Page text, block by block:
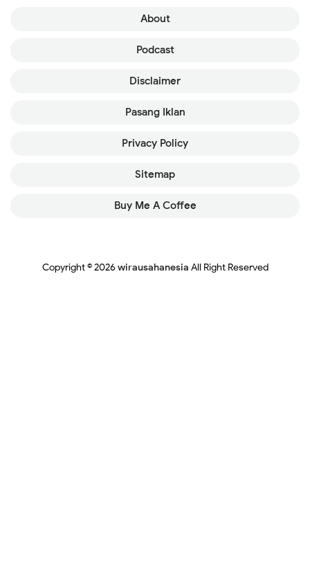
About
Podcast
Disclaimer
Pasang Iklan
Privacy Policy
Sitemap
Buy Me A Coffee
Copyright ©2026 wirausahanesia All Right Reserved